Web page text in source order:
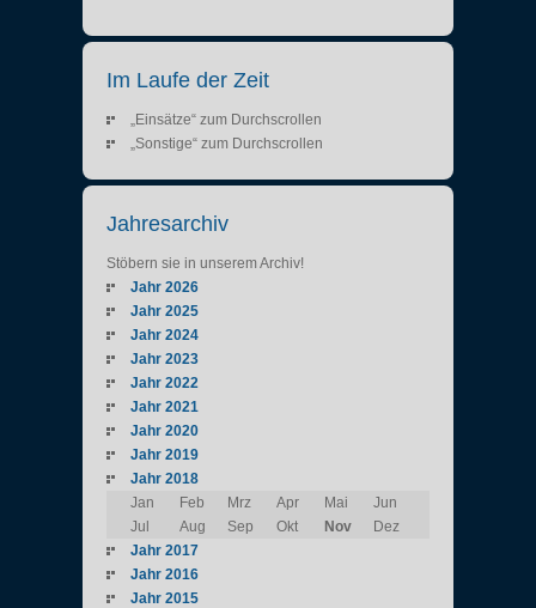
Im Laufe der Zeit
„Einsätze“ zum Durchscrollen
„Sonstige“ zum Durchscrollen
Jahresarchiv
Stöbern sie in unserem Archiv!
Jahr 2026
Jahr 2025
Jahr 2024
Jahr 2023
Jahr 2022
Jahr 2021
Jahr 2020
Jahr 2019
Jahr 2018
Jan
Feb Mrz Apr Mai
Jun
Jul
Aug Sep Okt Nov
Dez
Jahr 2017
Jahr 2016
Jahr 2015